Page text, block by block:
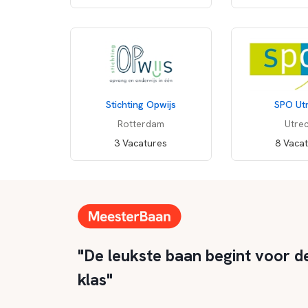
Stichting Opwijs
Rotterdam
3 Vacatures
SPO
8
"De leukste baan begint voor
klas"